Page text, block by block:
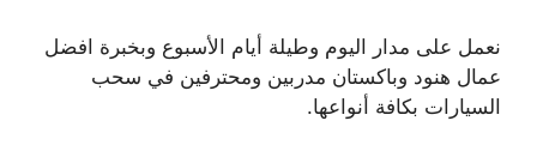
نعمل على مدار اليوم وطيلة أيام الأسبوع وبخبرة افضل
عمال هنود وباكستان مدربين ومحترفين في سحب
السيارات بكافة أنواعها.